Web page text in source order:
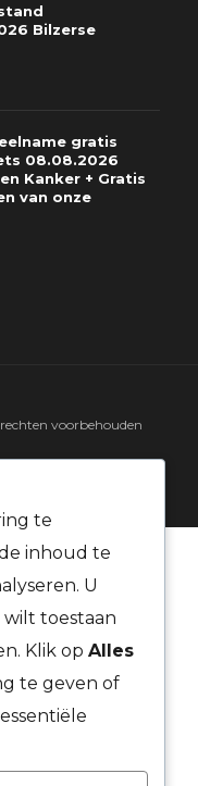
Bilzerse
gratis
08.08.2026
Kanker + Gratis
van onze
voorbehouden
te
inhoud te
U
toestaan
Klik op Alles
te geven of